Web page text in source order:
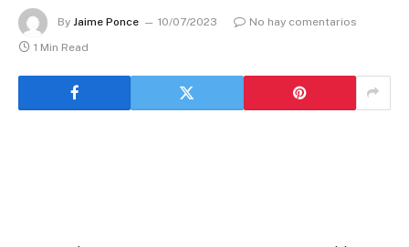
By Jaime Ponce 10/07/2023
No hay comentarios
1 Min Read